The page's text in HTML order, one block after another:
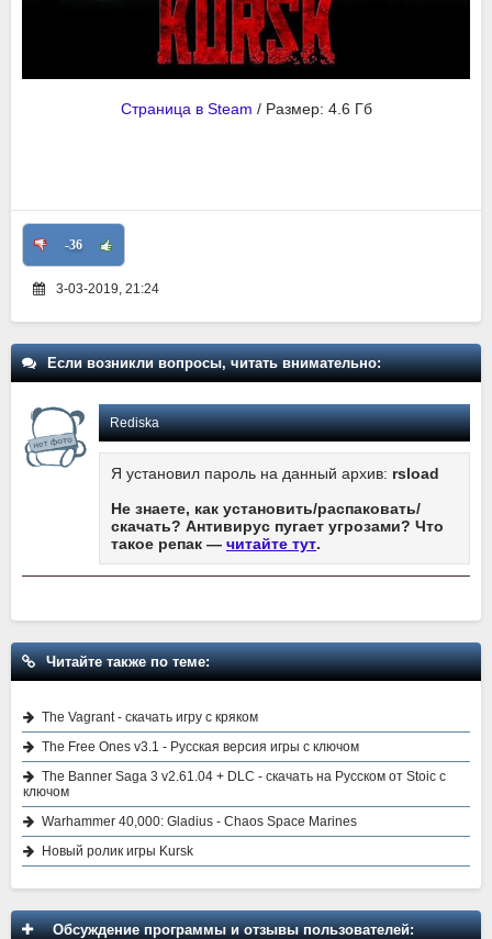
Страница в Steam / Размер: 4.6 Гб
-36
3-03-2019, 21:24
Если возникли вопросы, читать внимательно:
Rediska
Я установил пароль на данный архив: rsload
Не знаете, как установить/распаковать/
скачать? Антивирус пугает угрозами? Что
такое репак — читайте тут.
Читайте также по теме:
The Vagrant - скачать игру с кряком
The Free Ones v3.1 - Русская версия игры с ключом
The Banner Saga 3 v2.61.04 + DLC - скачать на Русском от Stoic с
ключом
Warhammer 40,000: Gladius - Chaos Space Marines
Новый ролик игры Kursk
Обсуждение программы и отзывы пользователей: